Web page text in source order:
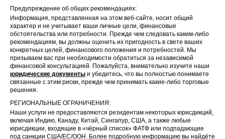
Предупреждение об общих рекомендациях:
Информация, представленная на этом веб-сайте, носит общий
характер и не учитывает ваши личные цели, финансовые
обстоятельства или потребности. Прежде чем следовать каким-либо
рекомендациям, вы должны оценить их пригодность в свете ваших
конкретных целей, финансового положения и потребностей. Мы
призываем вас при необходимости обратиться за независимой
финансовой консультацией. Пожалуйста, внимательно изучите наши
юридические документы и убедитесь, что вы полностью понимаете
связанные с этим риски, прежде чем принимать какие-либо торговые
решения.
РЕГИОНАЛЬНЫЕ ОГРАНИЧЕНИЯ:
Наши услуги не предоставляются резидентам некоторых юрисдикций,
включая Индию, Канаду, Китай, Сингапур, США, а также любые
юрисдикции, входящие в «чёрный список» ФАТФ или подпадающие
под санкции США/ЕС/ООН. Более подробную информацию вы найдёте